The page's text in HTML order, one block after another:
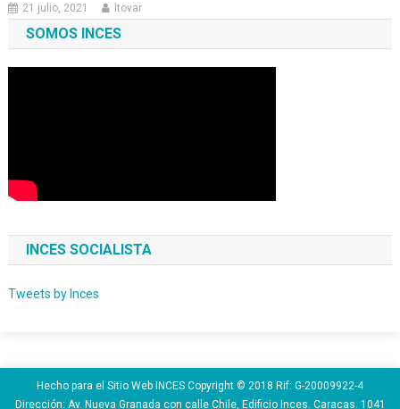
21 julio, 2021 ltovar
SOMOS INCES
INCES SOCIALISTA
Tweets by Inces
Hecho para el Sitio Web INCES Copyright © 2018 Rif: G-20009922-4
Dirección: Av. Nueva Granada con calle Chile, Edificio Inces. Caracas. 1041